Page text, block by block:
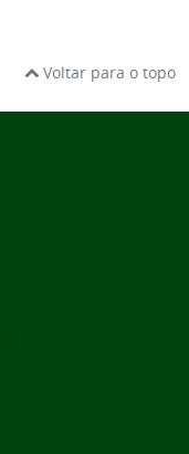
Voltar para o topo